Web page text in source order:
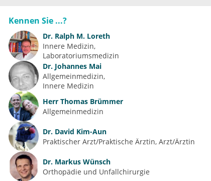
Kennen Sie ...?
Dr. Ralph M. Loreth
Innere Medizin
Laboratoriumsmedizin
Dr. Johannes Mai
Allgemeinmedizin
Innere Medizin
Herr Thomas Brümmer
Allgemeinmedizin
Dr. David Kim-Aun
Praktischer Arzt/Praktische Ärztin, Arzt/Ärztin
Dr. Markus Wünsch
Orthopädie und Unfallchirurgie